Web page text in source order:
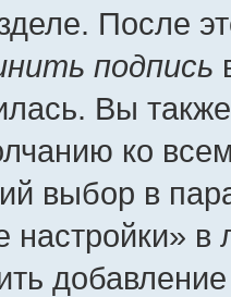
После
подпись
Вы
ко
выбор в
настройки»